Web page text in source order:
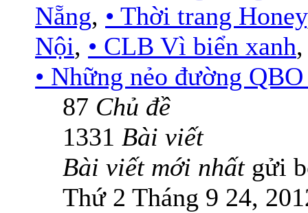
Nẵng, • Thời trang Honey
Nội, • CLB Vì biển xanh
• Những nẻo đường
87 Chủ đề
1331 Bài viết
Bài viết mới nhấtgửi
Thứ 2 Tháng 9 24,